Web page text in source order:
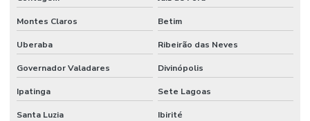
Filtro De Combustível Para Motor Diesel
Filtro De Óleo
Filtro De Óleo Auto Peças Em Belo Horizonte
Filtro Hidráulico Para Máquinas Minas Gerais
Montes Claros Betim
Uberaba Ribeirão das Neves
Governador Valadares Divinópolis
Ipatinga Sete Lagoas
Santa Luzia Ibirité